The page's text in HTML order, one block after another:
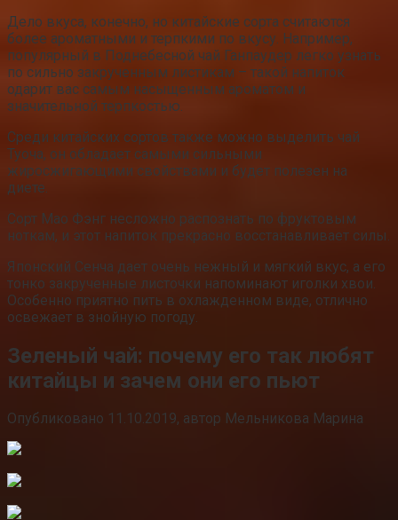
Дело вкуса, конечно, но китайские сорта считаются
более ароматными и терпкими по вкусу. Например,
популярный в Поднебесной чай Ганпаудер легко узнать
по сильно закрученным листикам – такой напиток
одарит вас самым насыщенным ароматом и
значительной терпкостью.
Среди китайских сортов также можно выделить чай
Туоча, он обладает самыми сильными
жиросжигающими свойствами и будет полезен на
диете.
Сорт Мао Фэнг несложно распознать по фруктовым
ноткам, и этот напиток прекрасно восстанавливает силы.
Японский Сенча дает очень нежный и мягкий вкус, а его
тонко закрученные листочки напоминают иголки хвои.
Особенно приятно пить в охлажденном виде, отлично
освежает в знойную погоду.
Зеленый чай: почему его так любят
китайцы и зачем они его пьют
Опубликовано 11.10.2019, автор Мельникова Марина